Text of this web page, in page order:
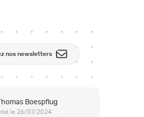
nos newsletters
Boespflug
le 26/07/2024